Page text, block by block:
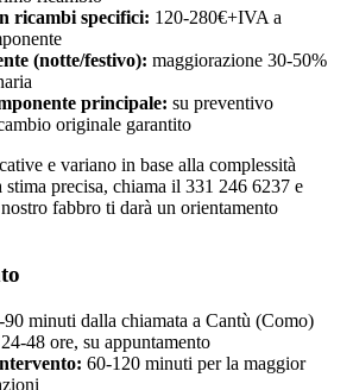
ricambi specifici: 120-280€+IVA a
(notte/festivo): maggiorazione 30-50%
principale: su preventivo
originale garantito
e variano in base alla complessità
precisa, chiama il 331 246 6237 e
fabbro ti darà un orientamento
90 minuti dalla chiamata a Cantù (Como)
24-48 ore, su appuntamento
60-120 minuti per la maggior